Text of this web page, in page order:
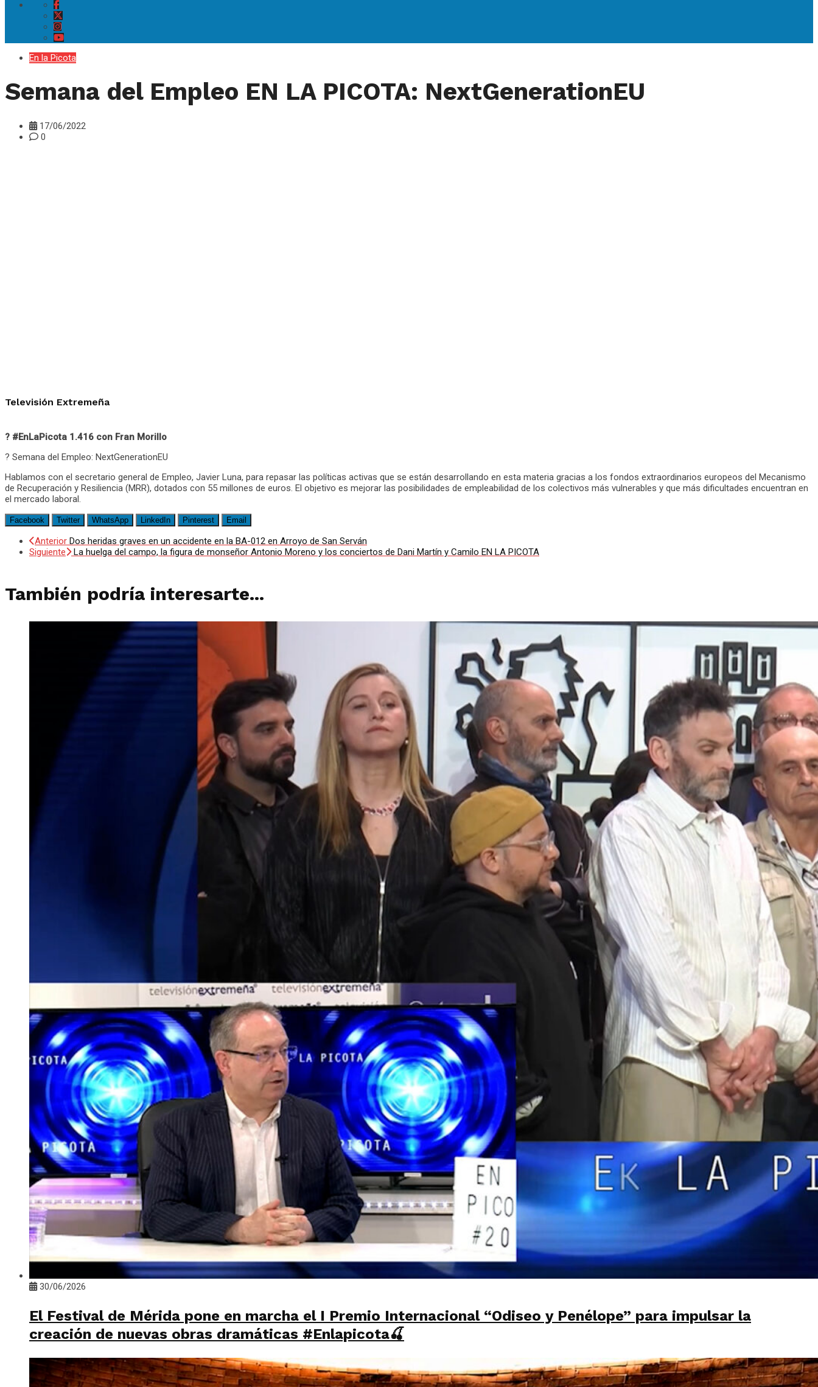
En la Picota
Semana del Empleo EN LA PICOTA: NextGenerationEU
17/06/2022
0
Televisión Extremeña
? #EnLaPicota 1.416 con Fran Morillo
? Semana del Empleo: NextGenerationEU
Hablamos con el secretario general de Empleo, Javier Luna, para repasar las políticas activas que se están desarrollando en esta materia gracias a los fondos extraordinarios europeos del Mecanismo
de Recuperación y Resiliencia (MRR), dotados con 55 millones de euros. El objetivo es mejorar las posibilidades de empleabilidad de los colectivos más vulnerables y que más dificultades encuentran en
el mercado laboral.
Facebook Twitter WhatsApp LinkedIn Pinterest Email
Anterior Dos heridas graves en un accidente en la BA-012 en Arroyo de San Serván
Siguiente
La huelga del campo, la figura de monseñor Antonio Moreno y los conciertos de Dani Martín y Camilo EN LA PICOTA
También podría interesarte...
30/06/2026
El Festival de Mérida pone en marcha el I Premio Internacional “Odiseo y Penélope” para impulsar la
creación de nuevas obras dramáticas #Enlapicota🍒